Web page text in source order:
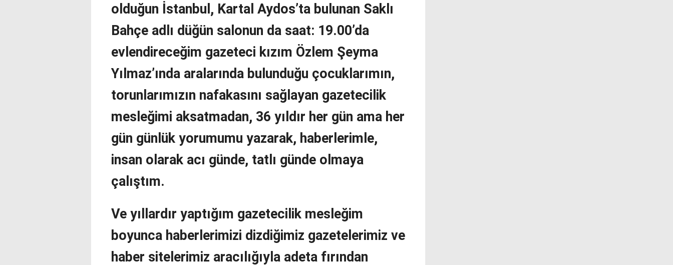
olduğun İstanbul, Kartal Aydos’ta bulunan Saklı
Bahçe adlı düğün salonun da saat: 19.00’da
evlendireceğim gazeteci kızım Özlem Şeyma
Yılmaz’ında aralarında bulunduğu çocuklarımın,
torunlarımızın nafakasını sağlayan gazetecilik
mesleğimi aksatmadan, 36 yıldır her gün ama her
gün günlük yorumumu yazarak, haberlerimle,
insan olarak acı günde, tatlı günde olmaya
çalıştım.
Ve yıllardır yaptığım gazetecilik mesleğim
boyunca haberlerimizi dizdiğimiz gazetelerimiz ve
haber sitelerimiz aracılığıyla adeta fırından